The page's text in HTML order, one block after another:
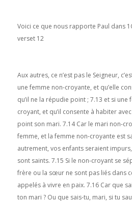
Voici ce que nous rapporte Paul dans
verset 12
Aux autres, ce n’est pas le Seigneur,
une femme non-croyante, et qu’elle
qu’il ne la répudie point ; 7.13 et si une
croyant, et qu’il consente à habiter
point son mari. 7.14 Car le mari non-
femme, et la femme non-croyante est
autrement, vos enfants seraient
sont saints. 7.15 Si le non-croyant se
frère ou la sœur ne sont pas liés dans
appelés à vivre en paix. 7.16 Car que
ton mari ? Ou que sais-tu, mari, si tu